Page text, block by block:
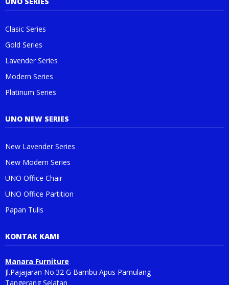
Clasic Series
Gold Series
Lavender Series
Modern Series
Platinum Series
UNO NEW SERIES
New Lavender Series
New Modern Series
UNO Office Chair
UNO Office Partition
Papan Tulis
KONTAK KAMI
Manara Furniture
Jl.Pajajaran No.32 G Bambu Apus Pamulang
Tangerang Selatan